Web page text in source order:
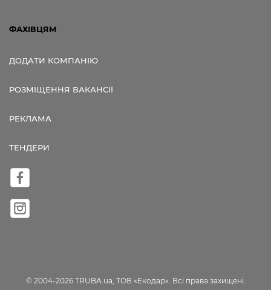
ФАХІВЦЯМ
ДОДАТИ КОМПАНІЮ
РОЗМІЩЕННЯ ВАКАНСІЇ
РЕКЛАМА
ТЕНДЕРИ
© 2004-2026 TRUBA.ua, ТОВ «Екодар». Всі права захищені.